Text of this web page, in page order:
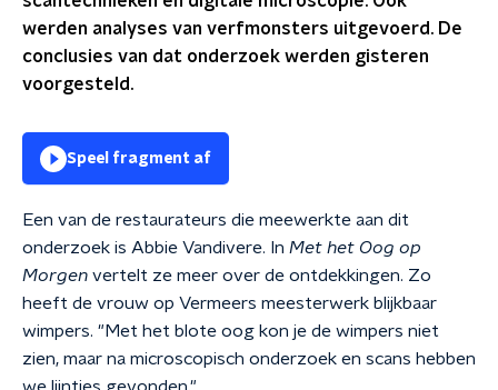
werden analyses van verfmonsters uitgevoerd. De
conclusies van dat onderzoek werden gisteren
voorgesteld.
Speel fragment af
Een van de restaurateurs die meewerkte aan dit
onderzoek is Abbie Vandivere. In Met het Oog op
Morgen vertelt ze meer over de ontdekkingen. Zo
heeft de vrouw op Vermeers meesterwerk blijkbaar
wimpers. "Met het blote oog kon je de wimpers niet
zien, maar na microscopisch onderzoek en scans hebben